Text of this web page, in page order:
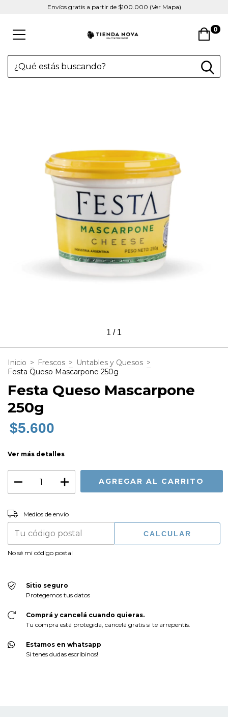
Envíos gratis a partir de $100.000 (Ver Mapa)
0
1 / 1
Inicio > Frescos > Untables y Quesos >
Festa Queso Mascarpone 250g
Festa Queso Mascarpone
250g
$5.600
Ver más detalles
Entregas para el CP:
Medios de envío
CALCULAR
No sé mi código postal
Sitio seguro
Protegemos tus datos
Comprá y cancelá cuando quieras.
Tu compra está protegida, cancelá gratis si te arrepentís.
Estamos en whatsapp
Si tenes dudas escribinos!